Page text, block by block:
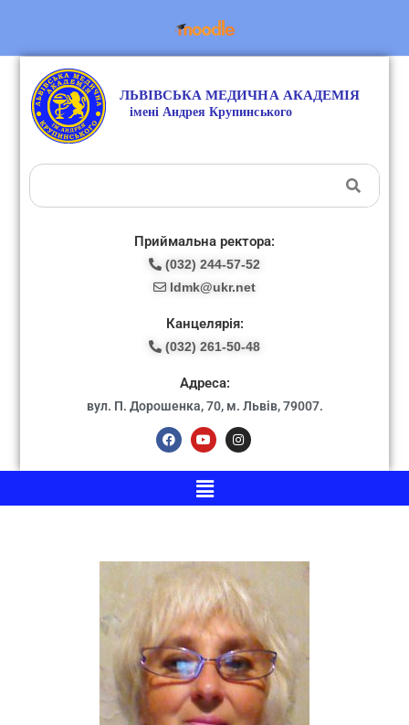
Приймальна ректора:
(032) 244-57-52
ldmk@ukr.net
Канцелярія:
(032) 261-50-48
Адреса:
вул. П. Дорошенка, 70, м. Львів, 79007.